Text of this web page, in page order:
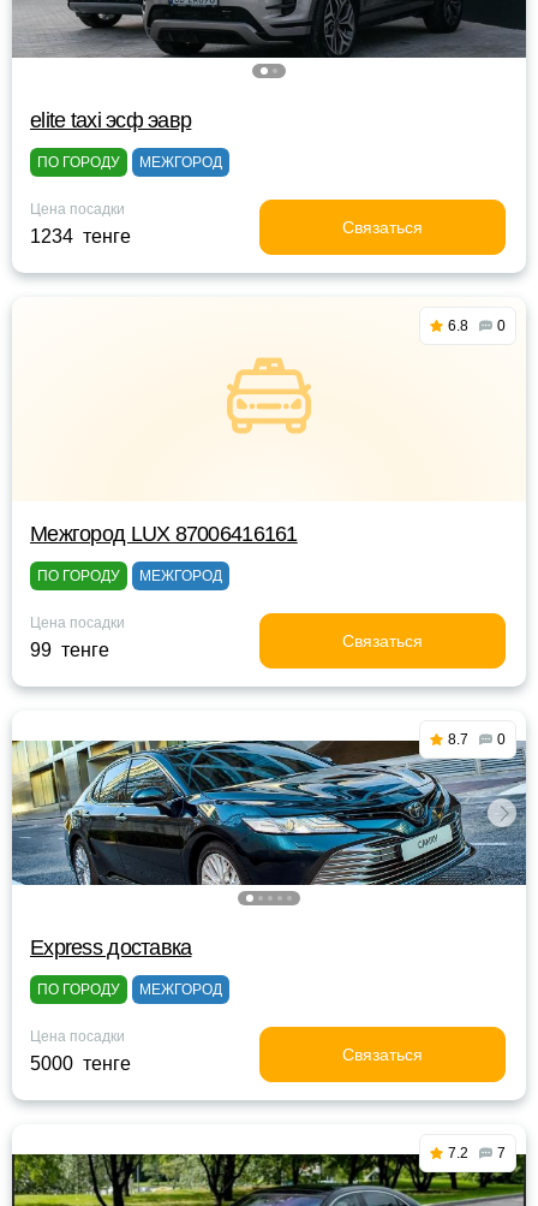
elite taxi эсф эавр
ПО ГОРОДУ МЕЖГОРОД
Цена посадки
1234 тенге Связаться
6.8 0
Межгород LUX 87006416161
ПО ГОРОДУ МЕЖГОРОД
Цена посадки
99 тенге Связаться
8.7 0
Express доставка
ПО ГОРОДУ МЕЖГОРОД
Цена посадки
5000 тенге Связаться
7.2 7